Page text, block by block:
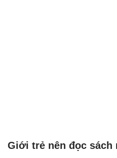
Giới trẻ nên đọc sách